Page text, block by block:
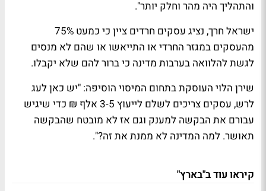
והתהליך היה מהר וחלק יותר".
ישראל חרך, נציג עסקים חרדים ציין כי כמעט 75%
מהעסקים במגזר החרדי או התייאשו או שהם לא מנסים
לגשת להלוואה בערבות מדינה כי ברור להם שלא יקבלו.
שירן הלוי העוסקת בתחום המיסוי הוסיפה: "יש כאן לעג
לרש, עסקים צריכים לשלם לייעוץ 3-5 אלף ₪ כדי שיגיש
עבורם את הבקשה למענק וגם אז לא מובטח שהבקשה
תאושר. למה המדינה לא ממנת את זה?".
קיראו עוד ב"בארץ"